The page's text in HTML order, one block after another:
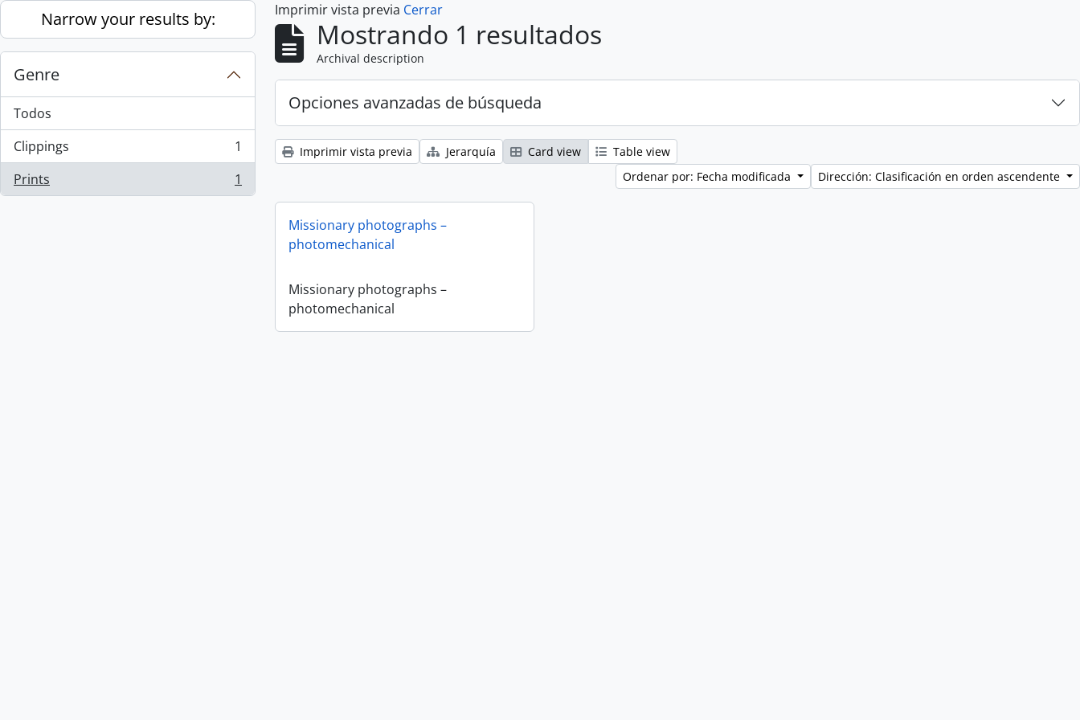
Skip to main content
Narrow your results by:
Genre
Todos
Clippings
, 1 resultados
1
Prints
, 1 resultados 1
Imprimir vista previa Cerrar
Mostrando 1 resultados
Archival description
Opciones avanzadas de búsqueda
Imprimir vista previa Jerarquía Card view
Table view
Ordenar por: Fecha modificada
Dirección: Clasificación en orden ascendente
Missionary photographs –
photomechanical
Missionary photographs –
photomechanical